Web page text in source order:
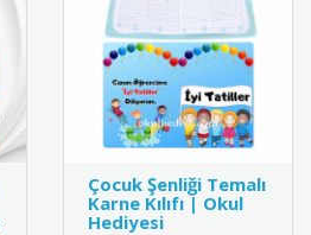
Çocuk Şenliği Temalı
Karne Kılıfı | Okul
Hediyesi